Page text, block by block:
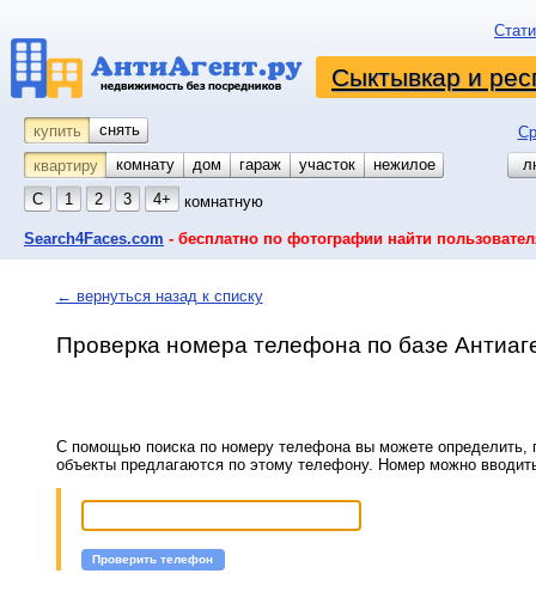
Сыктывкар и
купить снять
квартиру
комнату койко-место
дом гараж участок
нежилое
С
1 2 3 4+ комнатную
Search4Faces.com - бесплатно по фотографии найти
← вернуться назад к списку
Проверка номера телефона по базе
С помощью поиска по номеру телефона вы можете определить,
объекты предлагаются по этому телефону. Номер можно
Проверить телефон